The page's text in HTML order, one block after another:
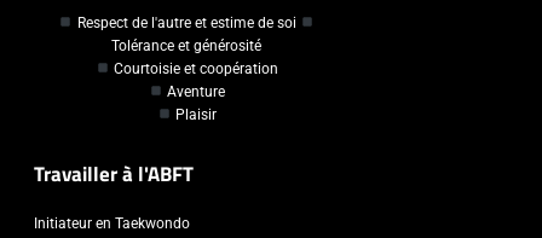
Respect de l'autre et estime de soi
Tolérance et générosité
Courtoisie et coopération
Aventure
Plaisir
Travailler à l'ABFT
Initiateur en Taekwondo